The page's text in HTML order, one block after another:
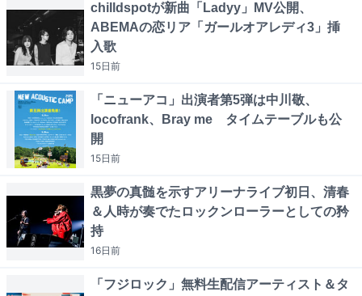
chilldspotが新曲「Ladyy」MV公開、
ABEMAの恋リア「ガールオアレディ3」挿
入歌
15日前
「ニューアコ」出演者第5弾は中川敬、
locofrank、Bray me タイムテーブルも公
開
15日前
黒夢の真髄を示すアリーナライブ初日、清春
＆人時が奏でたロックンローラーとしての矜
持
16日前
「フジロック」無料生配信アーティスト＆タ